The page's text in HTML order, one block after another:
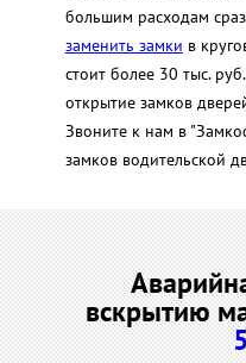
большим расходам
заменить замки в
стоит более 30 тыс.
открытие замков
Звоните к нам в
замков водительской
вскрытию